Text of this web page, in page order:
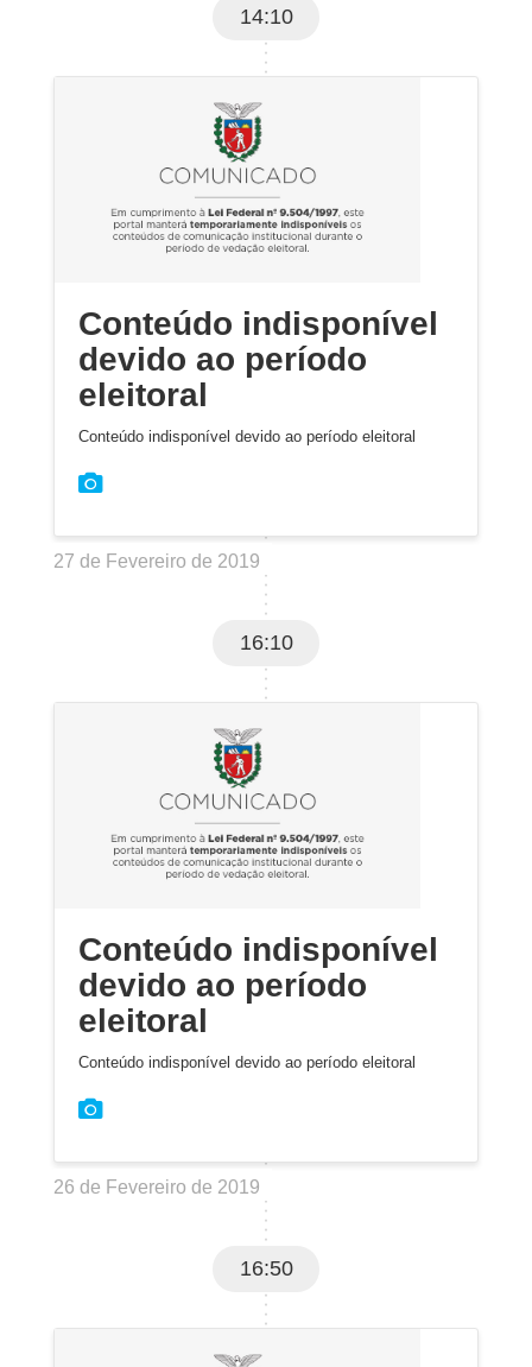
14:10
Conteúdo indisponível
devido ao período
eleitoral
Conteúdo indisponível devido ao período eleitoral
27 de Fevereiro de 2019
16:10
Conteúdo indisponível
devido ao período
eleitoral
Conteúdo indisponível devido ao período eleitoral
26 de Fevereiro de 2019
16:50